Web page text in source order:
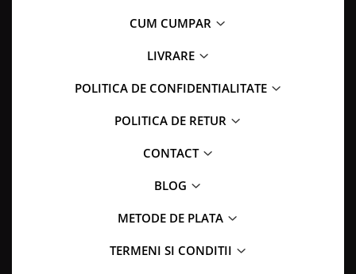
CUM CUMPAR
LIVRARE
POLITICA DE CONFIDENTIALITATE
POLITICA DE RETUR
CONTACT
BLOG
METODE DE PLATA
TERMENI SI CONDITII